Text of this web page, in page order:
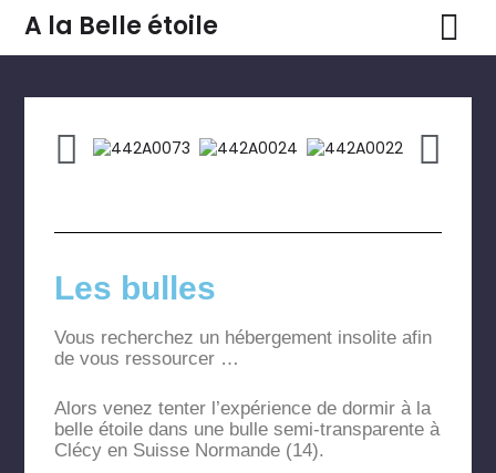
A la Belle étoile
Les bulles
Vous recherchez un hébergement insolite afin
de vous ressourcer …
Alors venez tenter l’expérience de dormir à la
belle étoile dans une bulle semi-transparente à
Clécy en Suisse Normande (14).